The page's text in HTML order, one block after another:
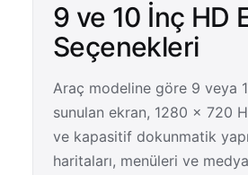
9 ve 10 İnç HD
Seçenekleri
Araç modeline göre 9 veya
sunulan ekran, 1280 × 720
ve kapasitif dokunmatik
haritaları, menüleri ve